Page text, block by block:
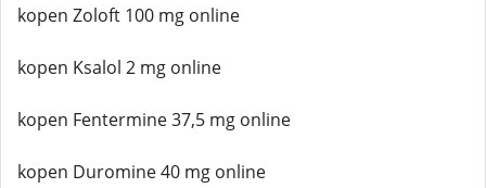
kopen Zoloft 100 mg online
kopen Ksalol 2 mg online
kopen Fentermine 37,5 mg online
kopen Duromine 40 mg online